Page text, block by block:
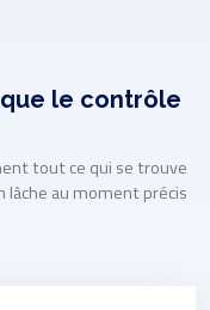
le contrôle
tout ce qui se trouve
lâche au moment précis